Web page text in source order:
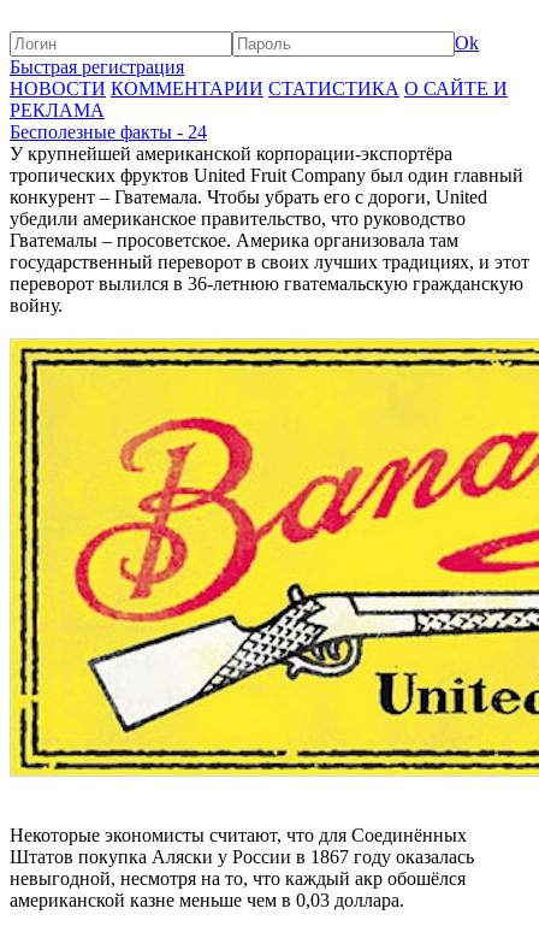
Ok
Быстрая регистрация
НОВОСТИ КОММЕНТАРИИ СТАТИСТИКА О САЙТЕ И
РЕКЛАМА
Бесполезные факты - 24
У крупнейшей американской корпорации-экспортёра
тропических фруктов United Fruit Company был один главный
конкурент – Гватемала. Чтобы убрать его с дороги, United
убедили американское правительство, что руководство
Гватемалы – просоветское. Америка организовала там
государственный переворот в своих лучших традициях, и этот
переворот вылился в 36-летнюю гватемальскую гражданскую
войну.
Некоторые экономисты считают, что для Соединённых
Штатов покупка Аляски у России в 1867 году оказалась
невыгодной, несмотря на то, что каждый акр обошёлся
американской казне меньше чем в 0,03 доллара.